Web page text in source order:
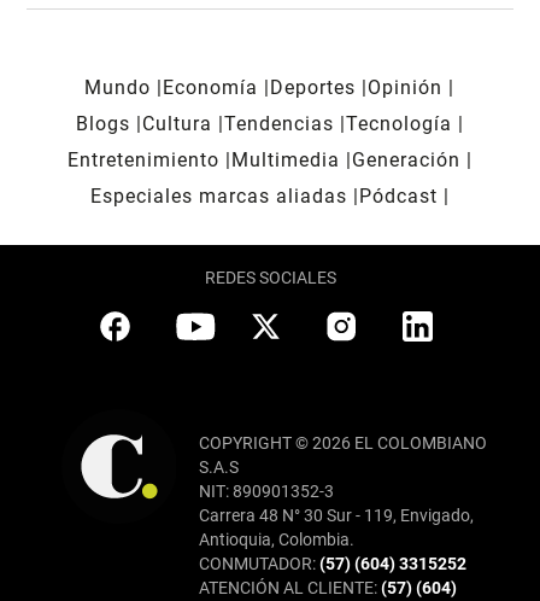
Mundo Economía Deportes
Opinión
Blogs
Cultura Tendencias Tecnología
Entretenimiento
Multimedia
Generación
Especiales marcas aliadas
Pódcast
REDES SOCIALES
COPYRIGHT © 2026 EL COLOMBIANO
S.A.S
NIT: 890901352-3
Carrera 48 N° 30 Sur - 119, Envigado,
Antioquia, Colombia.
CONMUTADOR:(57) (604) 3315252
ATENCIÓN AL CLIENTE:(57) (604)